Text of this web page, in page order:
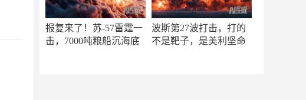
报复来了！苏-57雷霆一
击，7000吨粮船沉海底
波斯第27波打击，打的
不是靶子，是美利坚命